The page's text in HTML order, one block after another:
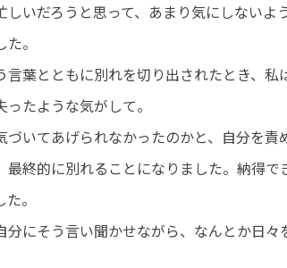
いだろうと思って、あまり気にしないよ
。
葉とともに別れを切り出されたとき、私
たような気がして。
いてあげられなかったのかと、自分を責
終的に別れることになりました。納得
。
にそう言い聞かせながら、なんとか日々